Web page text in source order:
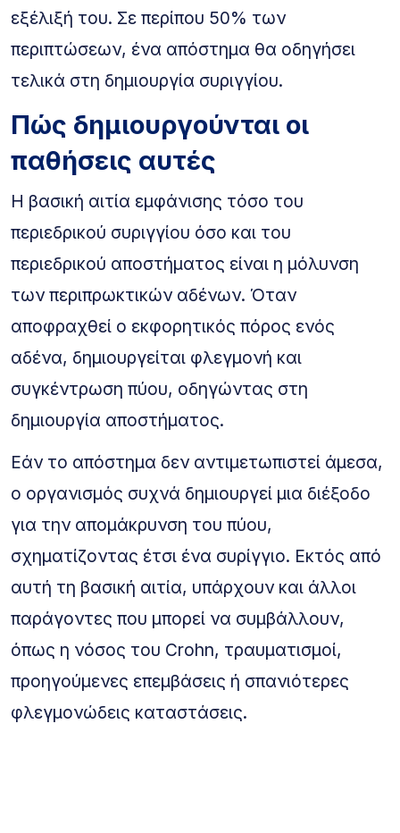
εξέλιξή του. Σε περίπου 50% των
περιπτώσεων, ένα απόστημα θα οδηγήσει
τελικά στη δημιουργία συριγγίου.
Πώς δημιουργούνται οι
παθήσεις αυτές
Η βασική αιτία εμφάνισης τόσο του
περιεδρικού συριγγίου όσο και του
περιεδρικού αποστήματος είναι η μόλυνση
των περιπρωκτικών αδένων. Όταν
αποφραχθεί ο εκφορητικός πόρος ενός
αδένα, δημιουργείται φλεγμονή και
συγκέντρωση πύου, οδηγώντας στη
δημιουργία αποστήματος.
Εάν το απόστημα δεν αντιμετωπιστεί άμεσα,
ο οργανισμός συχνά δημιουργεί μια διέξοδο
για την απομάκρυνση του πύου,
σχηματίζοντας έτσι ένα συρίγγιο. Εκτός από
αυτή τη βασική αιτία, υπάρχουν και άλλοι
παράγοντες που μπορεί να συμβάλλουν,
όπως η νόσος του Crohn, τραυματισμοί,
προηγούμενες επεμβάσεις ή σπανιότερες
φλεγμονώδεις καταστάσεις.